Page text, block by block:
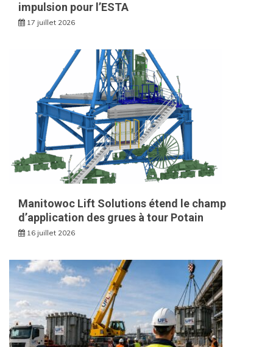
impulsion pour l’ESTA
17 juillet 2026
Manitowoc Lift Solutions étend le champ
d’application des grues à tour Potain
16 juillet 2026